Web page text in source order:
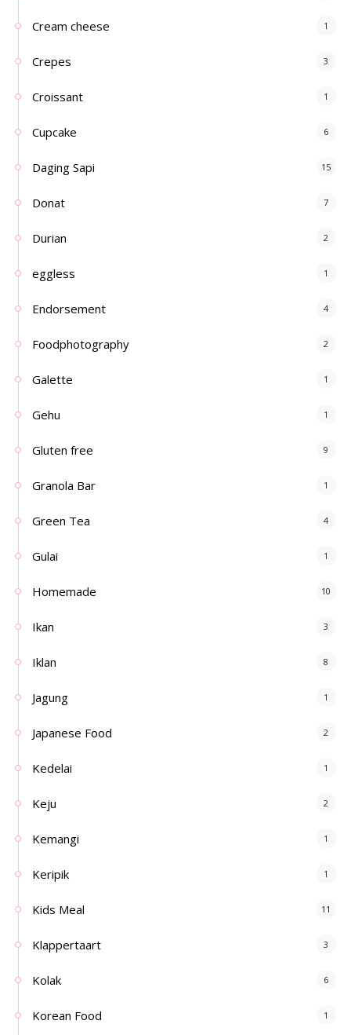
Cream cheese 1
Crepes 3
Croissant 1
Cupcake 6
Daging Sapi 15
Donat 7
Durian 2
eggless 1
Endorsement 4
Foodphotography 2
Galette 1
Gehu 1
Gluten free 9
Granola Bar 1
Green Tea 4
Gulai 1
Homemade 10
Ikan 3
Iklan 8
Jagung 1
Japanese Food 2
Kedelai 1
Keju 2
Kemangi 1
Keripik 1
Kids Meal 11
Klappertaart 3
Kolak 6
Korean Food 1